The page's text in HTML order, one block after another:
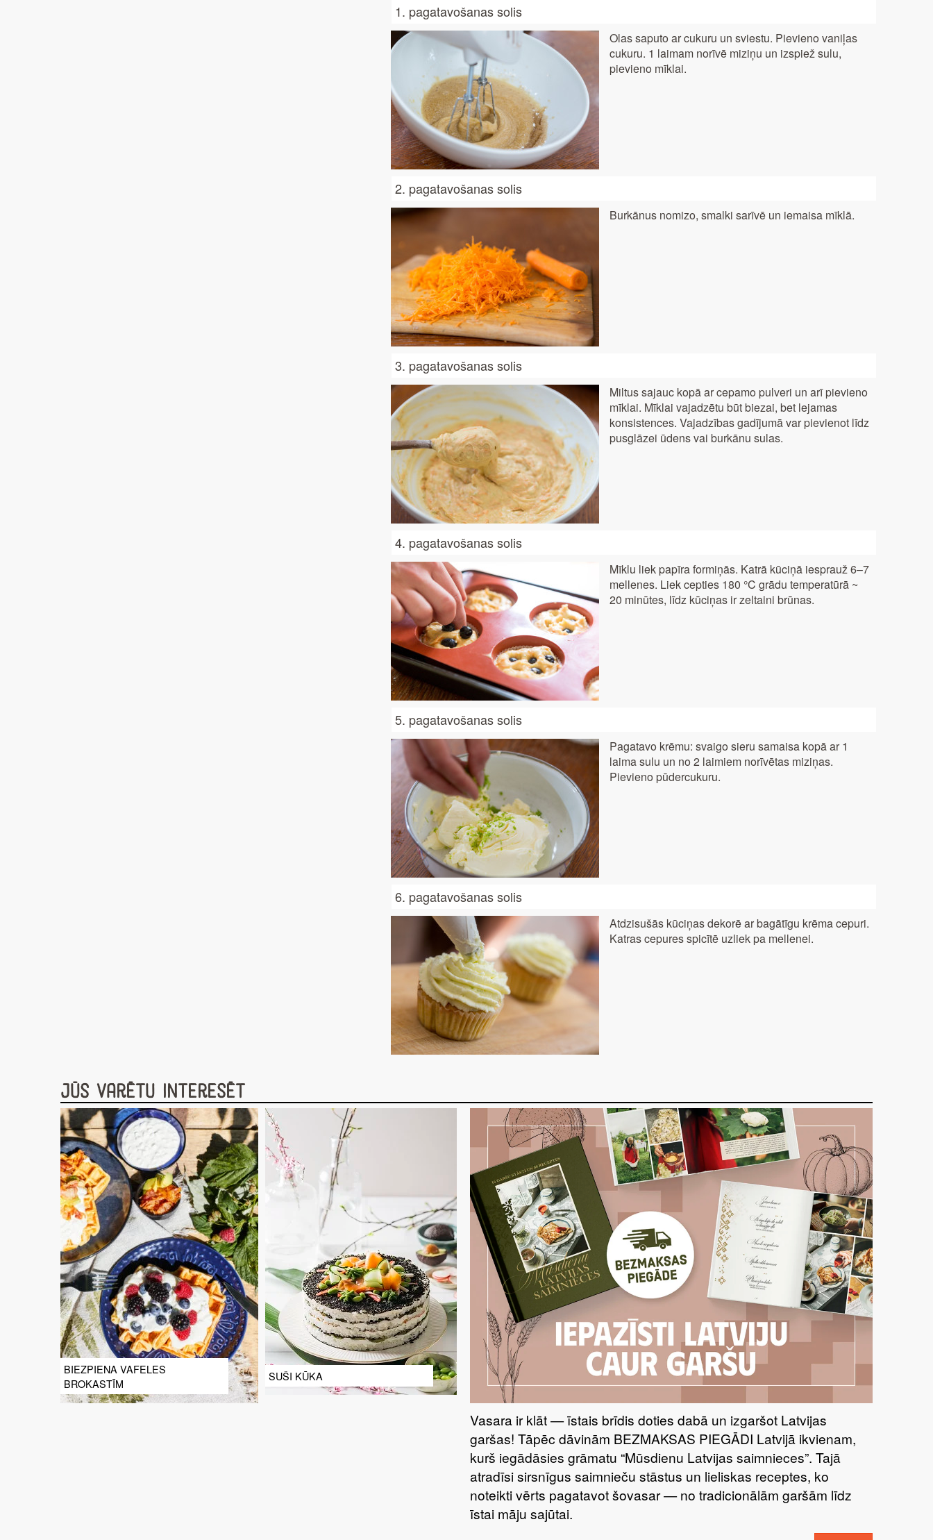
1. pagatavošanas solis
Olas saputo ar cukuru un sviestu. Pievieno vaniļas
cukuru. 1 laimam norīvē miziņu un izspiež sulu,
pievieno mīklai.
2. pagatavošanas solis
Burkānus nomizo, smalki sarīvē un iemaisa mīklā.
3. pagatavošanas solis
Miltus sajauc kopā ar cepamo pulveri un arī pievieno
mīklai. Mīklai vajadzētu būt biezai, bet lejamas
konsistences. Vajadzības gadījumā var pievienot līdz
pusglāzei ūdens vai burkānu sulas.
4. pagatavošanas solis
Mīklu liek papīra formiņās. Katrā kūciņā iesprauž 6–7
mellenes. Liek cepties 180 °C grādu temperatūrā ~
20 minūtes, līdz kūciņas ir zeltaini brūnas.
5. pagatavošanas solis
Pagatavo krēmu: svaigo sieru samaisa kopā ar 1
laima sulu un no 2 laimiem norīvētas miziņas.
Pievieno pūdercukuru.
6. pagatavošanas solis
Atdzisušās kūciņas dekorē ar bagātīgu krēma cepuri.
Katras cepures spicītē uzliek pa mellenei.
Jūs varētu interesēt
BIEZPIENA VAFELES
BROKASTĪM
SUŠI KŪKA
Vasara ir klāt — īstais brīdis doties dabā un izgaršot Latvijas
garšas! Tāpēc dāvinām BEZMAKSAS PIEGĀDI Latvijā ikvienam,
kurš iegādāsies grāmatu “Mūsdienu Latvijas saimnieces”. Tajā
atradīsi sirsnīgus saimnieču stāstus un lieliskas receptes, ko
noteikti vērts pagatavot šovasar — no tradicionālām garšām līdz
īstai māju sajūtai.